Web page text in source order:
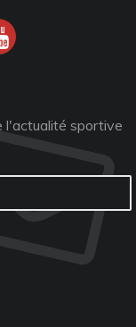
l'actualité sportive